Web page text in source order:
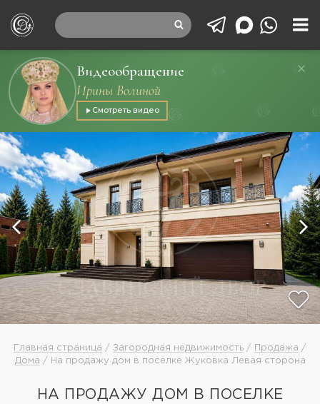
Видеообращение
Ирины Волиной
Смотреть видео
Главная страница / Загородная недвижимость / Продажа /
Дома / На продажу дом в поселке Жуковка Левая сторона
НА ПРОДАЖУ ДОМ В ПОСЕЛКЕ